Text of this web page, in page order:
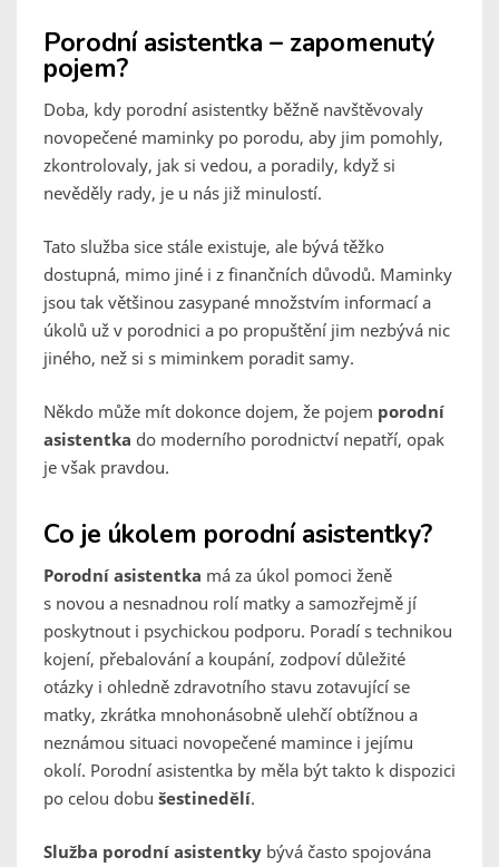
Porodní asistentka – zapomenutý
pojem?
Doba, kdy porodní asistentky běžně navštěvovaly
novopečené maminky po porodu, aby jim pomohly,
zkontrolovaly, jak si vedou, a poradily, když si
nevěděly rady, je u nás již minulostí.
Tato služba sice stále existuje, ale bývá těžko
dostupná, mimo jiné i z finančních důvodů. Maminky
jsou tak většinou zasypané množstvím informací a
úkolů už v porodnici a po propuštění jim nezbývá nic
jiného, než si s miminkem poradit samy.
Někdo může mít dokonce dojem, že pojem porodní
asistentka do moderního porodnictví nepatří, opak
je však pravdou.
Co je úkolem porodní asistentky?
Porodní asistentka má za úkol pomoci ženě
s novou a nesnadnou rolí matky a samozřejmě jí
poskytnout i psychickou podporu. Poradí s technikou
kojení, přebalování a koupání, zodpoví důležité
otázky i ohledně zdravotního stavu zotavující se
matky, zkrátka mnohonásobně ulehčí obtížnou a
neznámou situaci novopečené mamince i jejímu
okolí. Porodní asistentka by měla být takto k dispozici
po celou dobu šestinedělí.
Služba porodní asistentky bývá často spojována